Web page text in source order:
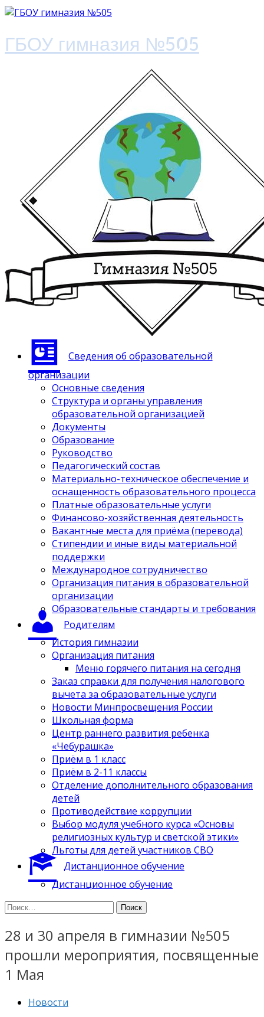
ГБОУ гимназия №505
Сведения об образовательной
организации
Основные сведения
Структура и органы управления
образовательной организацией
Документы
Образование
Руководство
Педагогический состав
Материально-техническое обеспечение и
оснащенность образовательного процесса
Платные образовательные услуги
Финансово-хозяйственная деятельность
Вакантные места для приёма (перевода)
Стипендии и иные виды материальной
поддержки
Международное сотрудничество
Организация питания в образовательной
организации
Образовательные стандарты и требования
Родителям
История гимназии
Организация питания
Меню горячего питания на сегодня
Заказ справки для получения налогового
вычета за образовательные услуги
Новости Минпросвещения России
Школьная форма
Центр раннего развития ребенка
«Чебурашка»
Приём в 1 класс
Приём в 2-11 классы
Отделение дополнительного образования
детей
Противодействие коррупции
Выбор модуля учебного курса «Основы
религиозных культур и светской этики»
Льготы для детей участников СВО
Дистанционное обучение
Дистанционное обучение
Найти:
28 и 30 апреля в гимназии №505
прошли мероприятия, посвященные
1 Мая
Новости